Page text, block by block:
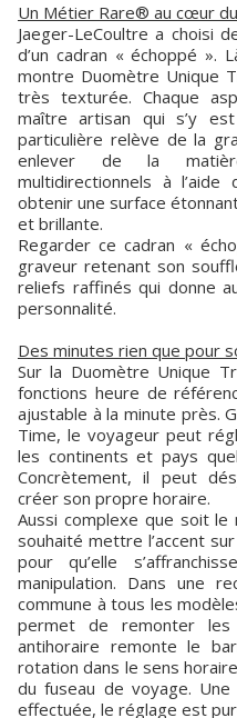
Un Métier Rare® au cœur
Jaeger-LeCoultre a choisi
d’un cadran « échoppé ».
montre Duomètre Unique
très texturée. Chaque
maître artisan qui s’y
particulière relève de la
enlever de la
multidirectionnels à l’aide
obtenir une surface
et brillante.
Regarder ce cadran «
graveur retenant son
reliefs raffinés qui donne
personnalité.
Des minutes rien que pour
Sur la Duomètre Unique
fonctions heure de
ajustable à la minute près.
Time, le voyageur peut
les continents et pays
Concrètement, il peut
créer son propre horaire.
Aussi complexe que soit le
souhaité mettre l’accent
pour qu’elle
manipulation. Dans une
commune à tous les
permet de remonter
antihoraire remonte le
rotation dans le sens
du fuseau de voyage.
effectuée, le réglage est